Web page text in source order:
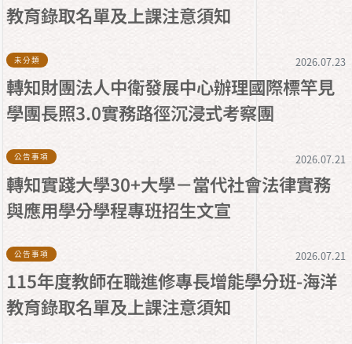
教育錄取名單及上課注意須知
未分類 2026.07.23
轉知財團法人中衛發展中心辦理國際標竿見
學團長照3.0實務路徑沉浸式考察團
公告事項 2026.07.21
轉知實踐大學30+大學－當代社會法律實務
與應用學分學程專班招生文宣
公告事項 2026.07.21
115年度教師在職進修專長增能學分班-海洋
教育錄取名單及上課注意須知